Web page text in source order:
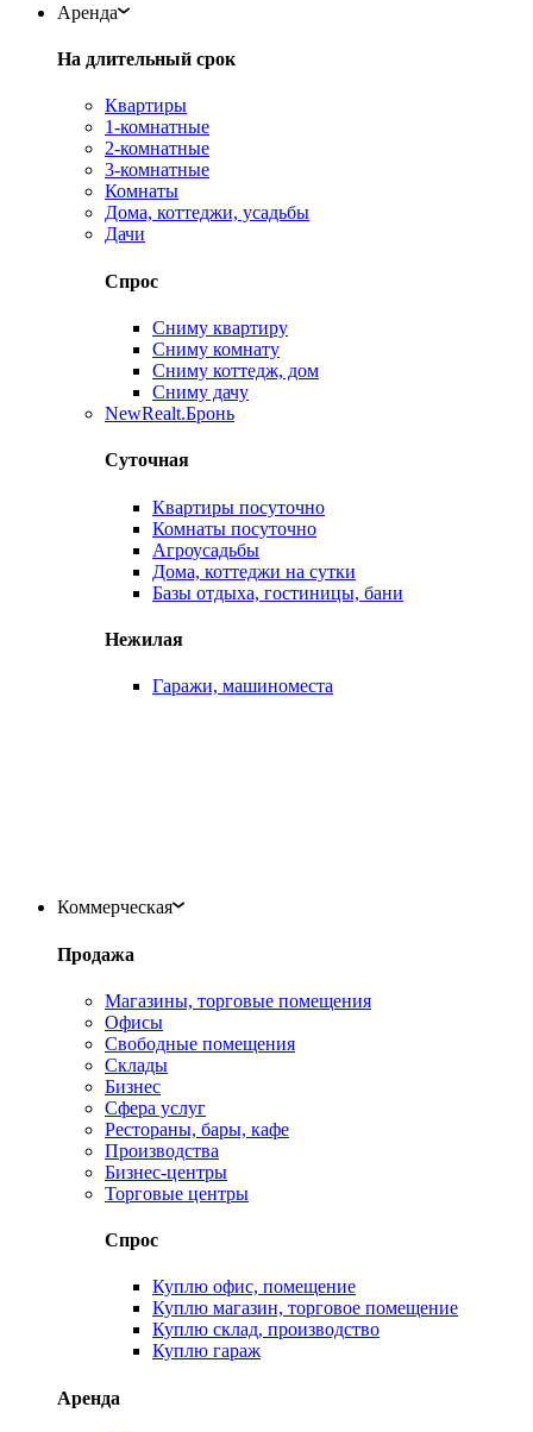
Аренда
На длительный срок
Квартиры
1-комнатные
2-комнатные
3-комнатные
Комнаты
Дома, коттеджи, усадьбы
Дачи
Спрос
Сниму квартиру
Сниму комнату
Сниму коттедж, дом
Сниму дачу
NewRealt.Бронь
Суточная
Квартиры посуточно
Комнаты посуточно
Агроусадьбы
Дома, коттеджи на сутки
Базы отдыха, гостиницы, бани
Нежилая
Гаражи, машиноместа
Коммерческая
Продажа
Магазины, торговые помещения
Офисы
Свободные помещения
Склады
Бизнес
Сфера услуг
Рестораны, бары, кафе
Производства
Бизнес-центры
Торговые центры
Спрос
Куплю офис, помещение
Куплю магазин, торговое помещение
Куплю склад, производство
Куплю гараж
Аренда